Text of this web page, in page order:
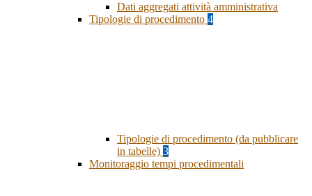
Dati aggregati attività amministrativa
Tipologie di procedimento 4
Tipologie di procedimento (da pubblicare
in tabelle) 3
Monitoraggio tempi procedimentali